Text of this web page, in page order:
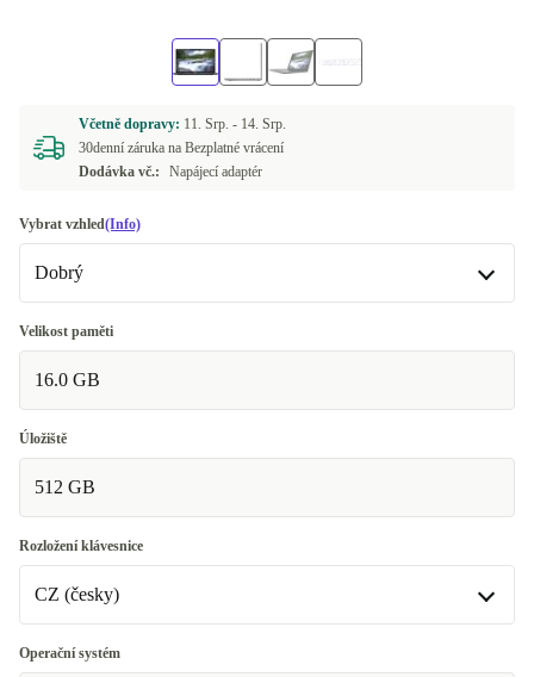
Včetně dopravy: 11. Srp. - 14. Srp.
30denní záruka na Bezplatné vrácení
Dodávka vč.:
Napájecí adaptér
Vybrat vzhled(Info)
Dobrý
Dobrý
Velmi dobrý
Vynikající
Velikost paměti
16.0 GB
Úložiště
512 GB
Rozložení klávesnice
CZ (česky)
BE (belgický)
Operační systém